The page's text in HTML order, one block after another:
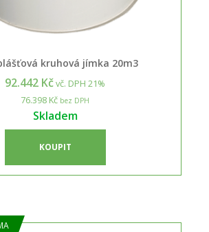
kruhová jímka 20m3
92.442 Kčvč. DPH 21%
76.398 Kč bez DPH
Skladem
KOUPIT